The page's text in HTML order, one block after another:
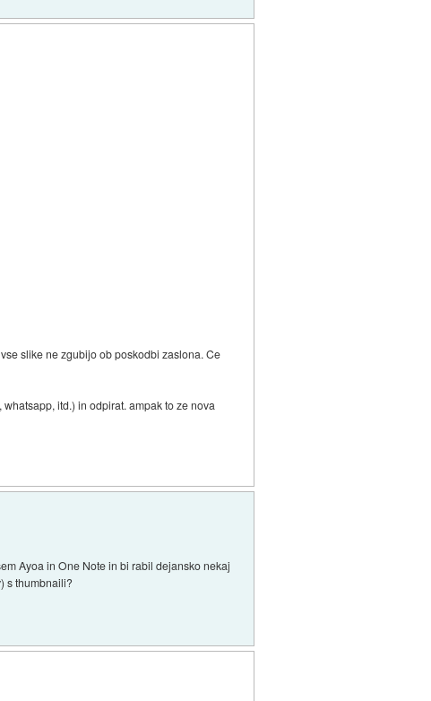
slike ne zgubijo ob poskodbi zaslona. Ce
itd.) in odpirat. ampak to ze nova
Ayoa in One Note in bi rabil dejansko nekaj
s thumbnaili?